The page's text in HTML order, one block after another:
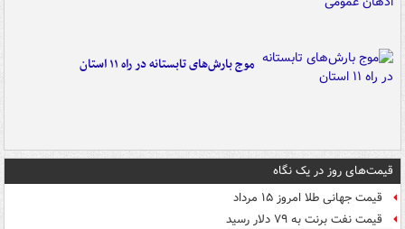
موج بارش‌های تابستانه در راه ۱۱ استان
قیمت‌های روز در یک نگاه
قیمت جهانی طلا امروز ۱۵ مرداد
قیمت نفت برنت به ۷۹ دلار رسید